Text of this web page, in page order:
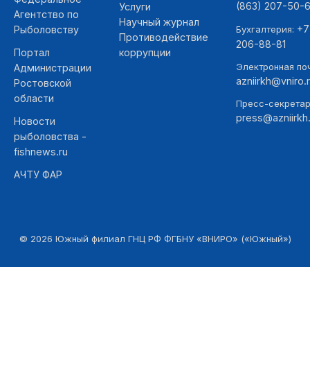
Агентство по
Рыболовству
Портал
Администрации
Ростовской
области
Новости
рыболовства -
fishnews.ru
АЧТУ ФАР
Услуги
Научный журнал
Противодействие
коррупции
(863) 207-50-
Бухгалтерия:
206-88-81
Электронная
Пресс-
© 2026 Южный филиал ГНЦ РФ ФГБНУ «ВНИРО» («Южный»)